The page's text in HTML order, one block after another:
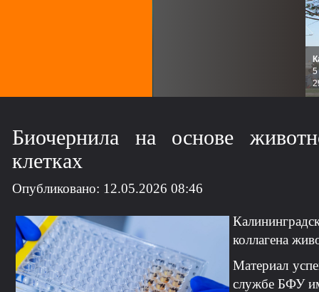
5
Биочернила на основе
клетках
Опубликовано: 12.05.2026 08:46
коллагена
Материал
службе БФУ